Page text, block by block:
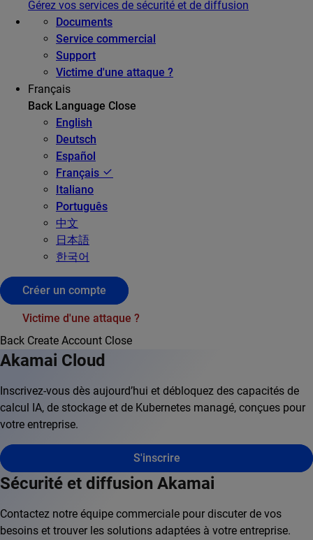
Gérez vos services de sécurité et de diffusion
Documents
Service commercial
Support
Victime d'une attaque ?
Français
Back Language Close
English
Deutsch
Español
Français
Italiano
Português
中文
日本語
한국어
Créer un compte
Victime d'une attaque ?
Back Create Account Close
Akamai Cloud
Inscrivez-vous dès aujourd’hui et débloquez des capacités de
calcul IA, de stockage et de Kubernetes managé, conçues pour
votre entreprise.
S'inscrire
Sécurité et diffusion Akamai
Contactez notre équipe commerciale pour discuter de vos
besoins et trouver les solutions adaptées à votre entreprise.